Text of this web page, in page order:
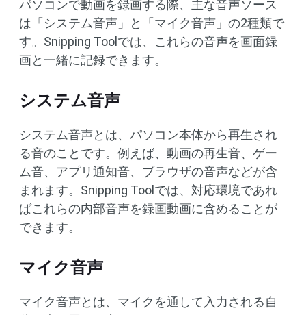
パソコンで動画を録画する際、主な音声ソース
は「システム音声」と「マイク音声」の2種類で
す。Snipping Toolでは、これらの音声を画面録
画と一緒に記録できます。
システム音声
システム音声とは、パソコン本体から再生され
る音のことです。例えば、動画の再生音、ゲー
ム音、アプリ通知音、ブラウザの音声などが含
まれます。Snipping Toolでは、対応環境であれ
ばこれらの内部音声を録画動画に含めることが
できます。
マイク音声
マイク音声とは、マイクを通して入力される自